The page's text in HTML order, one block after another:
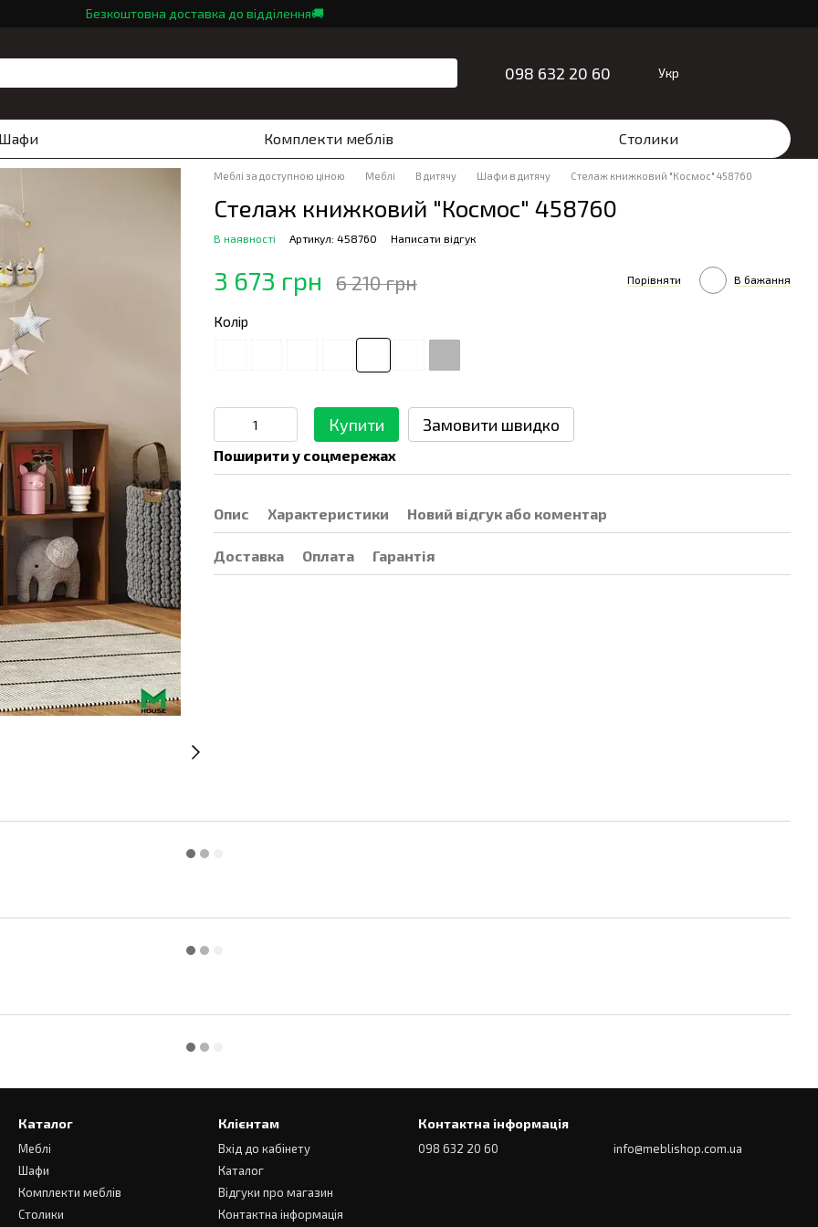
Безкоштовна доставка до відділення🚚
098 632 20 60 Укр
Комплекти меблів Столики
Меблі за доступною ціною Меблі В дитячу Шафи в дитячу Стелаж книжковий "Космос" 458760
Стелаж книжковий "Космос" 458760
В наявності Артикул: 458760 Написати відгук
3 673 грн 6 210 грн Порівняти В бажання
Колір
Купити Замовити швидко
Поширити у соцмережах
Опис Характеристики Новий відгук або коментар
Доставка Оплата Гарантія
Каталог
Меблі
Шафи
Комплекти меблів
Столики
Клієнтам
Вхід до кабінету
Каталог
Відгуки про магазин
Контактна інформація
Контактна інформація
098 632 20 60 info@meblishop.com.ua